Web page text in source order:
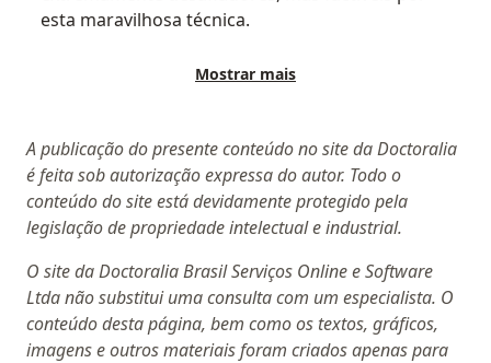
esta maravilhosa técnica.
Mostrar mais
A publicação do presente conteúdo no site da Doctoralia
é feita sob autorização expressa do autor. Todo o
conteúdo do site está devidamente protegido pela
legislação de propriedade intelectual e industrial.
O site da Doctoralia Brasil Serviços Online e Software
Ltda não substitui uma consulta com um especialista. O
conteúdo desta página, bem como os textos, gráficos,
imagens e outros materiais foram criados apenas para